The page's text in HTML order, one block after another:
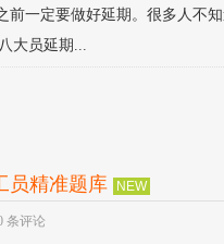
前一定要做好延期。很多人不
大员延期...
员精准题库 NEW
条评论